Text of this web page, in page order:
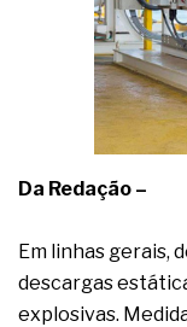
A
A IA
Da Redação –
Em linhas gerais,
descargas
explosivas.